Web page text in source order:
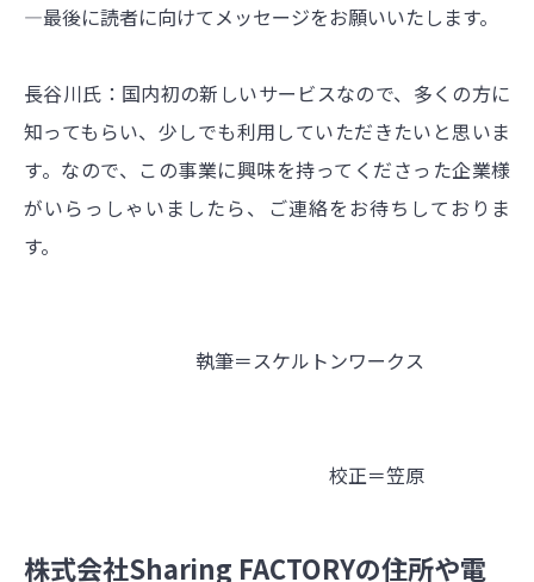
―最後に読者に向けてメッセージをお願いいたします。
長谷川氏：国内初の新しいサービスなので、多くの方に
知ってもらい、少しでも利用していただきたいと思いま
す。なので、この事業に興味を持ってくださった企業様
がいらっしゃいましたら、ご連絡をお待ちしておりま
す。
執筆＝スケルトンワークス
校正＝笠原
株式会社Sharing FACTORYの住所や電